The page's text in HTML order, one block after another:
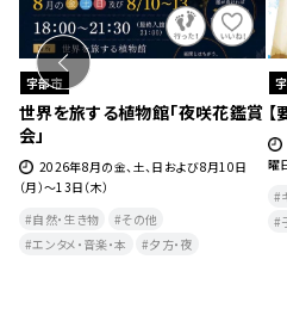
宇部市
世界を旅する植物館「夜咲花鑑賞
会」
2026年8月の金、土、日および8月10日
（月）～13日（木）
自然・生き物
その他
エンタメ・音楽・本
夕方・夜​
曜